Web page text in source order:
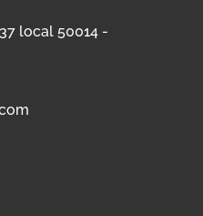
local 50014 -